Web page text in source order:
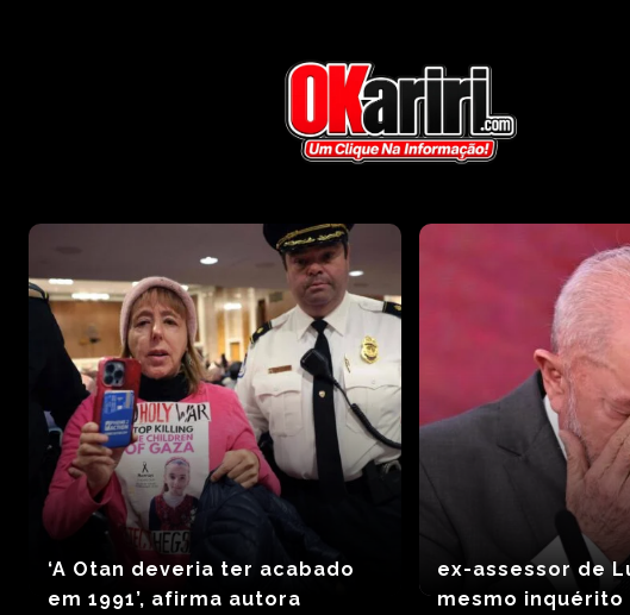
‘A Otan deveria ter acabado
em 1991’, afirma autora
ex-assessor de
mesmo inquérito